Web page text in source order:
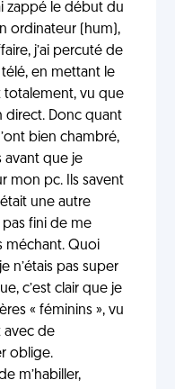
zappé le début du
ordinateur (hum),
j’ai percuté de
télé, en mettant le
totalement, vu que
direct. Donc quant
bien chambré,
avant que je
mon pc. Ils savent
une autre
pas fini de me
méchant. Quoi
n’étais pas super
c’est clair que je
« féminins », vu
avec de
oblige.
m’habiller,